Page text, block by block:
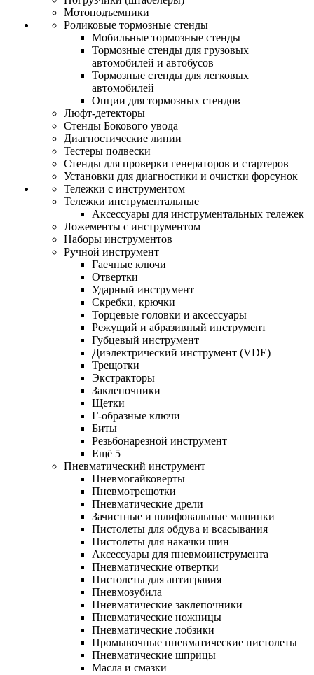
Мотоподъемники
Роликовые тормозные стенды
Мобильные тормозные стенды
Тормозные стенды для грузовых
автомобилей и автобусов
Тормозные стенды для легковых
автомобилей
Опции для тормозных стендов
Люфт-детекторы
Стенды Бокового увода
Диагностические линии
Тестеры подвески
Стенды для проверки генераторов и стартеров
Установки для диагностики и очистки форсунок
Тележки с инструментом
Тележки инструментальные
Аксессуары для инструментальных тележек
Ложементы с инструментом
Наборы инструментов
Ручной инструмент
Гаечные ключи
Отвертки
Ударный инструмент
Скребки, крючки
Торцевые головки и аксессуары
Режущий и абразивный инструмент
Губцевый инструмент
Диэлектрический инструмент (VDE)
Трещотки
Экстракторы
Заклепочники
Щетки
Г-образные ключи
Биты
Резьбонарезной инструмент
Ещё 5
Пневматический инструмент
Пневмогайковерты
Пневмотрещотки
Пневматические дрели
Зачистные и шлифовальные машинки
Пистолеты для обдува и всасывания
Пистолеты для накачки шин
Аксессуары для пневмоинструмента
Пневматические отвертки
Пистолеты для антигравия
Пневмозубила
Пневматические заклепочники
Пневматические ножницы
Пневматические лобзики
Промывочные пневматические пистолеты
Пневматические шприцы
Масла и смазки